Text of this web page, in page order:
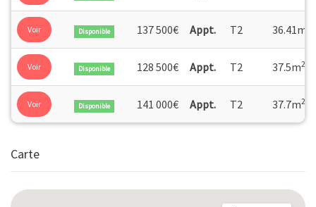
Voir Disponible 137 500€ Appt. T2 36.41m
Voir Disponible 128 500€ Appt. T2 37.5m2
Voir Disponible 141 000€ Appt. T2 37.7m2
Carte